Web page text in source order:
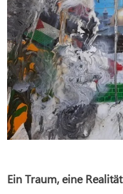
Ein Traum, eine Realität